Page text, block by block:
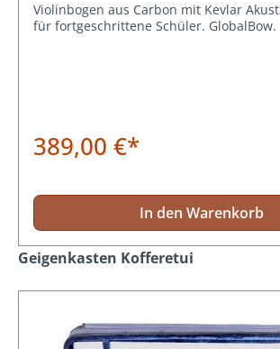
Violinbogen aus Carbon mit Kevlar
für fortgeschrittene Schüler. GlobalBow.
389,00 €*
In den Warenkorb
Produktgalerie überspringen
Geigenkasten Kofferetui